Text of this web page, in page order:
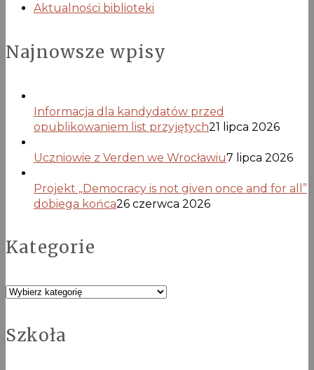
Aktualności biblioteki
Najnowsze wpisy
Informacja dla kandydatów przed
opublikowaniem list przyjętych21 lipca 2026
Uczniowie z Verden we Wrocławiu7 lipca 2026
Projekt „Democracy is not given once and for all”
dobiega końca26 czerwca 2026
Kategorie
Kategorie
Szkoła